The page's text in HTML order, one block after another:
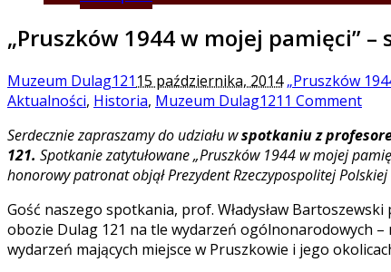
„Pruszków 1944 w mojej pamięci”
Muzeum Dulag121 15 października, 2014 „Pruszków
Aktualności, Historia, Muzeum Dulag121 1 Comment
Serdecznie zapraszamy do udziału wspotkaniu z
121. Spotkanie zatytułowane „Pruszków 1944 w mojej
honorowy patronat objął Prezydent Rzeczypospolitej
Gość naszego spotkania, prof. Władysław
obozie Dulag 121 na tle wydarzeń ogólnonarodowych
wydarzeń mających miejsce w Pruszkowie i jego